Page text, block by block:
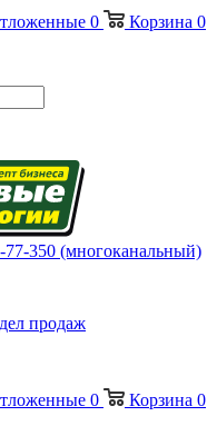
0 Корзина 0
77-350 (многоканальный)
продаж
0 Корзина 0